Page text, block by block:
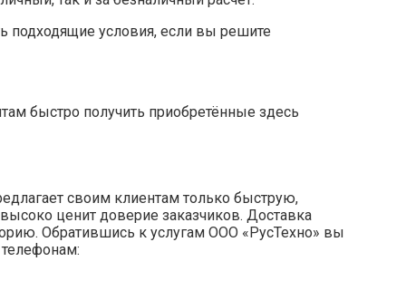
условия, если вы решите
быстро получить приобретённые здесь
своим клиентам только быструю,
ценит доверие заказчиков. Доставка
Обратившись к услугам ООО «РусТехно» вы